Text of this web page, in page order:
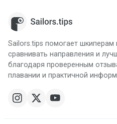
Sailors.tips помогает шкиперам
сравнивать направления и
благодаря проверенным
плавании и практичной